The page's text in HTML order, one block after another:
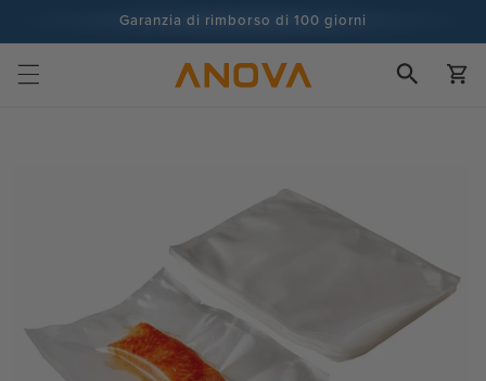
Garanzia di rimborso di 100 giorni
Più di 100 milioni di cuochi e in continuo aumento
Carrello